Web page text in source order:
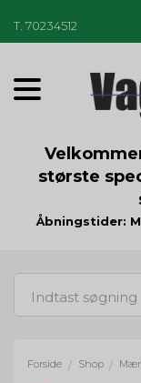
T 70234512
T
o
g
a
t
n
største
Åbningstider:
Forside / Shop /